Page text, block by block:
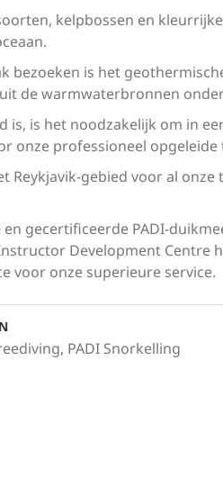
kelpbossen en
bezoeken is het
de warmwaterbronnen
is, is het noodzakelijk om in
onze professioneel opgeleide
Reykjavik-gebied voor al
gecertificeerde PADI-
Development Centre
voor onze superieure service.
PADI Snorkelling